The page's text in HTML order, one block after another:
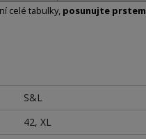
celé tabulky, posunujte prstem
S&L
42, XL